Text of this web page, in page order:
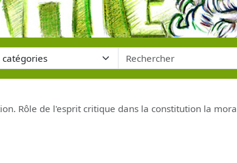
Rôle de l'esprit critique dans la constitution la